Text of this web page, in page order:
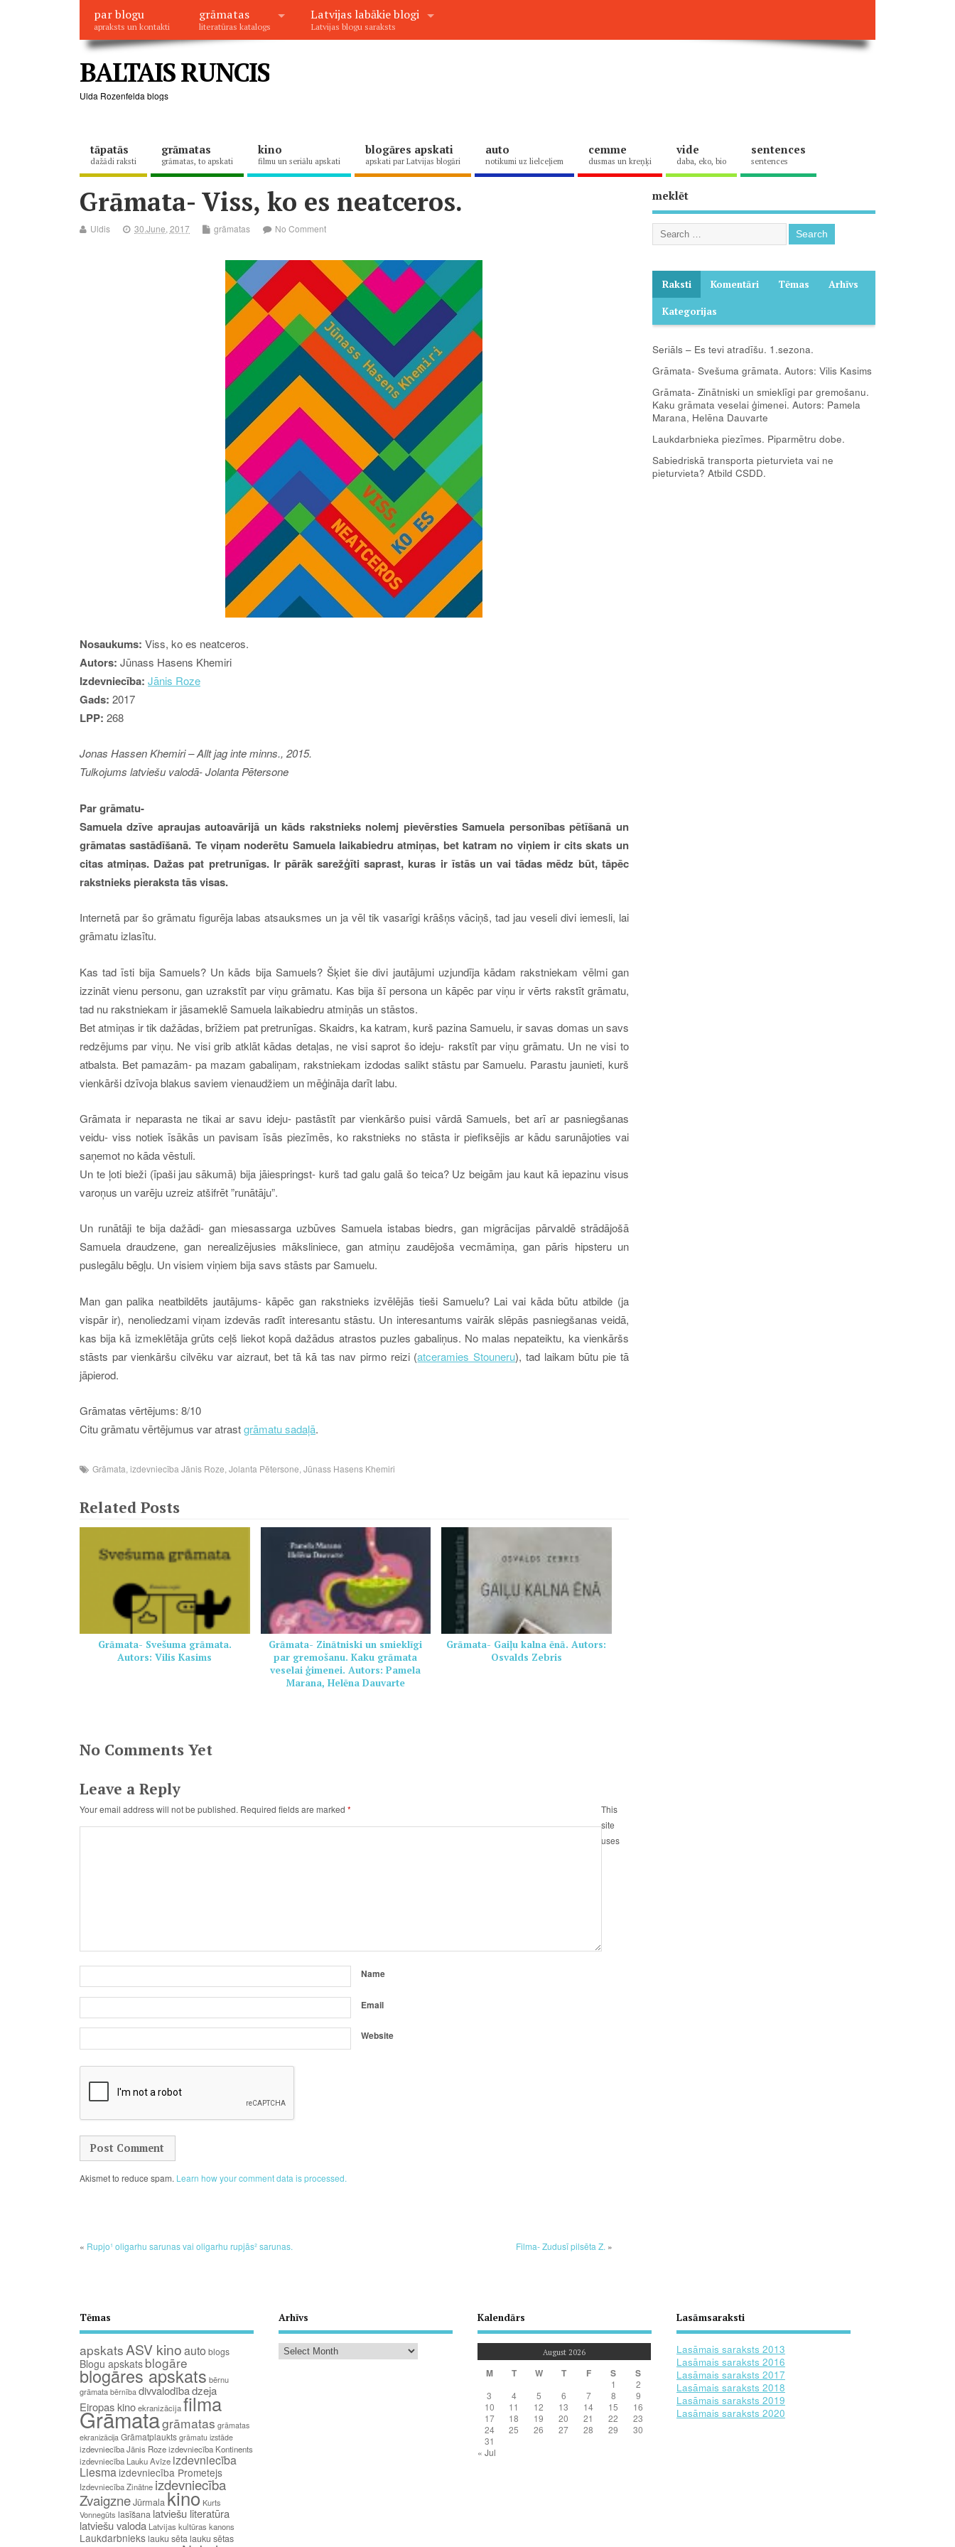
par blogu
apraksts un kontakti
grāmatas
literatūras katalogs
Latvijas labākie blogi
Latvijas blogu saraksts
BALTAIS RUNCIS
Ulda Rozenfelda blogs
tāpatās
dažādi raksti
grāmatas
grāmatas, to apskati
kino
filmu un seriālu apskati
blogāres apskati
apskati par Latvijas blogāri
auto
notikumi uz lielceļiem
cemme
dusmas un kreņķi
vide
daba, eko, bio
sentences
sentences
Grāmata- Viss, ko es neatceros.
Uldis 30.June, 2017 grāmatas No Comment
Nosaukums: Viss, ko es neatceros.
Autors: Jūnass Hasens Khemiri
Izdevniecība: Jānis Roze
Gads: 2017
LPP: 268
Jonas Hassen Khemiri – Allt jag inte minns., 2015.
Tulkojums latviešu valodā- Jolanta Pētersone
Par grāmatu-
Samuela dzīve apraujas autoavārijā un kāds rakstnieks nolemj pievērsties Samuela personības pētīšanā un
grāmatas sastādīšanā. Te viņam noderētu Samuela laikabiedru atmiņas, bet katram no viņiem ir cits skats un
citas atmiņas. Dažas pat pretrunīgas. Ir pārāk sarežģīti saprast, kuras ir īstās un vai tādas mēdz būt, tāpēc
rakstnieks pieraksta tās visas.
Internetā par šo grāmatu figurēja labas atsauksmes un ja vēl tik vasarīgi krāšņs vāciņš, tad jau veseli divi iemesli, lai
grāmatu izlasītu.
Kas tad īsti bija Samuels? Un kāds bija Samuels? Šķiet šie divi jautājumi uzjundīja kādam rakstniekam vēlmi gan
izzināt vienu personu, gan uzrakstīt par viņu grāmatu. Kas bija šī persona un kāpēc par viņu ir vērts rakstīt grāmatu,
tad nu rakstniekam ir jāsameklē Samuela laikabiedru atmiņās un stāstos.
Bet atmiņas ir tik dažādas, brīžiem pat pretrunīgas. Skaidrs, ka katram, kurš pazina Samuelu, ir savas domas un savs
redzējums par viņu. Ne visi grib atklāt kādas detaļas, ne visi saprot šo ideju- rakstīt par viņu grāmatu. Un ne visi to
atbalsta. Bet pamazām- pa mazam gabaliņam, rakstniekam izdodas salikt stāstu par Samuelu. Parastu jaunieti, kurš
vienkārši dzīvoja blakus saviem vienaudžiem un mēģināja darīt labu.
Grāmata ir neparasta ne tikai ar savu ideju- pastāstīt par vienkāršo puisi vārdā Samuels, bet arī ar pasniegšanas
veidu- viss notiek īsākās un pavisam īsās piezīmēs, ko rakstnieks no stāsta ir piefiksējis ar kādu sarunājoties vai
saņemot no kāda vēstuli.
Un te ļoti bieži (īpaši jau sākumā) bija jāiespringst- kurš tad galu galā šo teica? Uz beigām jau kaut kā iepazinu visus
varoņus un varēju uzreiz atšifrēt ”runātāju”.
Un runātāji te bija dažādi- gan miesassarga uzbūves Samuela istabas biedrs, gan migrācijas pārvaldē strādājošā
Samuela draudzene, gan nerealizējusies māksliniece, gan atmiņu zaudējoša vecmāmiņa, gan pāris hipsteru un
puslegālu bēgļu. Un visiem viņiem bija savs stāsts par Samuelu.
Man gan palika neatbildēts jautājums- kāpēc gan rakstnieks izvēlējās tieši Samuelu? Lai vai kāda būtu atbilde (ja
vispār ir), nenoliedzami viņam izdevās radīt interesantu stāstu. Un interesantums vairāk slēpās pasniegšanas veidā,
kas bija kā izmeklētāja grūts ceļš liekot kopā dažādus atrastos puzles gabaliņus. No malas nepateiktu, ka vienkāršs
stāsts par vienkāršu cilvēku var aizraut, bet tā kā tas nav pirmo reizi (atceramies Stouneru), tad laikam būtu pie tā
jāpierod.
Grāmatas vērtējums: 8/10
Citu grāmatu vērtējumus var atrastgrāmatu sadaļā.
Grāmata,izdevniecība Jānis Roze,Jolanta Pētersone,Jūnass Hasens Khemiri
Related Posts
Grāmata- Svešuma grāmata.
Autors: Vilis Kasims
Grāmata- Zinātniski un smieklīgi
par gremošanu. Kaku grāmata
veselai ģimenei. Autors: Pamela
Marana, Helēna Dauvarte
Grāmata- Gaiļu kalna ēnā. Autors:
Osvalds Zebris
No Comments Yet
Leave a Reply
Your email address will not be published. Required fields are marked *
Name
Email
Website
This
site
uses
Akismet to reduce spam. Learn how your comment data is processed.
« Rupjo¹ oligarhu sarunas vai oligarhu rupjās² sarunas. Filma- Zudusī pilsēta Z. »
meklēt
Raksti Komentāri Tēmas Arhīvs
Kategorijas
Seriāls – Es tevi atradīšu. 1.sezona.
Grāmata- Svešuma grāmata. Autors: Vilis Kasims
Grāmata- Zinātniski un smieklīgi par gremošanu.
Kaku grāmata veselai ģimenei. Autors: Pamela
Marana, Helēna Dauvarte
Laukdarbnieka piezīmes. Piparmētru dobe.
Sabiedriskā transporta pieturvieta vai ne
pieturvieta? Atbild CSDD.
Tēmas
apskats ASV kinoauto blogs
Blogu apskats blogāre
blogāres apskats bērnu
grāmata bērnība divvalodībadzeja
Eiropas kinoekranizācijafilma
Grāmatagrāmatas grāmatas
ekranizācija Grāmatplaukts grāmatu izstāde
izdevniecība Jānis Rozeizdevniecība Kontinents
izdevniecība Lauku Avīze izdevniecība
Liesmaizdevniecība Prometejs
Izdevniecība Zinātne izdevniecība
ZvaigzneJūrmalakino Kurts
Vonnegūts lasīšana latviešu literatūra
latviešu valoda Latvijas kultūras kanons
Laukdarbniekslauku sētalauku sētas
Arhīvs Kalendārs
August 2026
M T W T F S S
1
2
3
4 5 6 7 8
9
10
11 12 13 14 15
16
17
18 19 20 21 22
23
24
25 26 27 28 29
30
31
« Jul
Lasāmsaraksti
Lasāmais saraksts 2013
Lasāmais saraksts 2016
Lasāmais saraksts 2017
Lasāmais saraksts 2018
Lasāmais saraksts 2019
Lasāmais saraksts 2020